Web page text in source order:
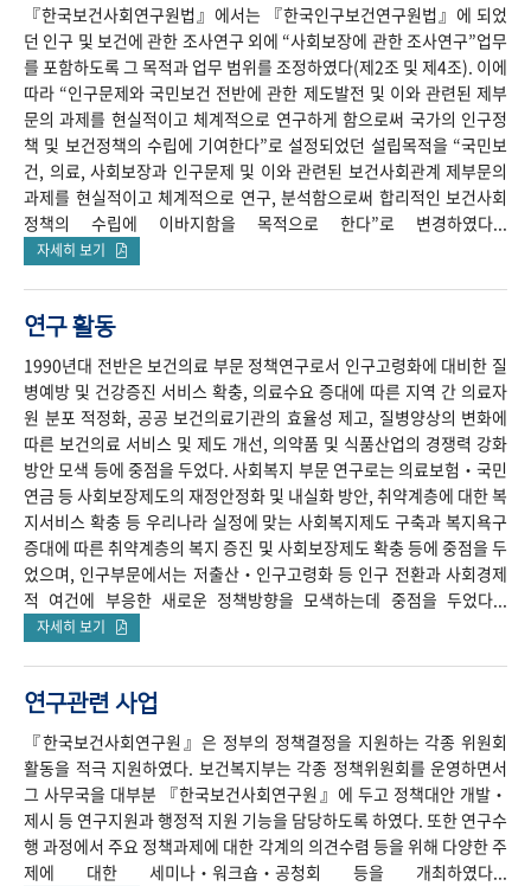
『한국보건사회연구원법』에서는 『한국인구보건연구원법』에 되었
던 인구 및 보건에 관한 조사연구 외에 “사회보장에 관한 조사연구”업무
를 포함하도록 그 목적과 업무 범위를 조정하였다(제2조 및 제4조). 이에
따라 “인구문제와 국민보건 전반에 관한 제도발전 및 이와 관련된 제부
문의 과제를 현실적이고 체계적으로 연구하게 함으로써 국가의 인구정
책 및 보건정책의 수립에 기여한다”로 설정되었던 설립목적을 “국민보
건, 의료, 사회보장과 인구문제 및 이와 관련된 보건사회관계 제부문의
과제를 현실적이고 체계적으로 연구, 분석함으로써 합리적인 보건사회
정책의 수립에 이바지함을 목적으로 한다”로 변경하였다...
자세히 보기
연구 활동
1990년대 전반은 보건의료 부문 정책연구로서 인구고령화에 대비한 질
병예방 및 건강증진 서비스 확충, 의료수요 증대에 따른 지역 간 의료자
원 분포 적정화, 공공 보건의료기관의 효율성 제고, 질병양상의 변화에
따른 보건의료 서비스 및 제도 개선, 의약품 및 식품산업의 경쟁력 강화
방안 모색 등에 중점을 두었다. 사회복지 부문 연구로는 의료보험‧국민
연금 등 사회보장제도의 재정안정화 및 내실화 방안, 취약계층에 대한 복
지서비스 확충 등 우리나라 실정에 맞는 사회복지제도 구축과 복지욕구
증대에 따른 취약계층의 복지 증진 및 사회보장제도 확충 등에 중점을 두
었으며, 인구부문에서는 저출산‧인구고령화 등 인구 전환과 사회경제
적 여건에 부응한 새로운 정책방향을 모색하는데 중점을 두었다...
자세히 보기
연구관련 사업
『한국보건사회연구원』은 정부의 정책결정을 지원하는 각종 위원회
활동을 적극 지원하였다. 보건복지부는 각종 정책위원회를 운영하면서
그 사무국을 대부분 『한국보건사회연구원』에 두고 정책대안 개발‧
제시 등 연구지원과 행정적 지원 기능을 담당하도록 하였다. 또한 연구수
행 과정에서 주요 정책과제에 대한 각계의 의견수렴 등을 위해 다양한 주
제에 대한 세미나‧워크숍‧공청회 등을 개최하였다...